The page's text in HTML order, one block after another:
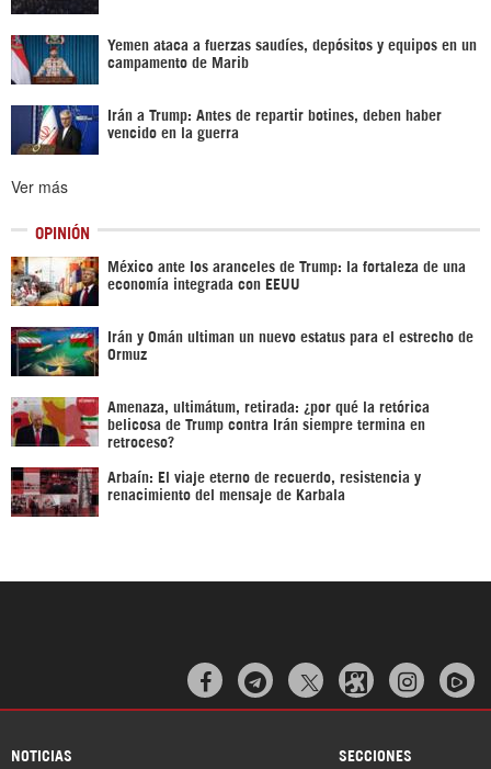
Yemen ataca a fuerzas saudíes, depósitos y equipos en un
campamento de Marib
Irán a Trump: Antes de repartir botines, deben haber
vencido en la guerra
Ver más
OPINIÓN
México ante los aranceles de Trump: la fortaleza de una
economía integrada con EEUU
Irán y Omán ultiman un nuevo estatus para el estrecho de
Ormuz
Amenaza, ultimátum, retirada: ¿por qué la retórica
belicosa de Trump contra Irán siempre termina en
retroceso?
Arbaín: El viaje eterno de recuerdo, resistencia y
renacimiento del mensaje de Karbala
  
NOTICIAS SECCIONES